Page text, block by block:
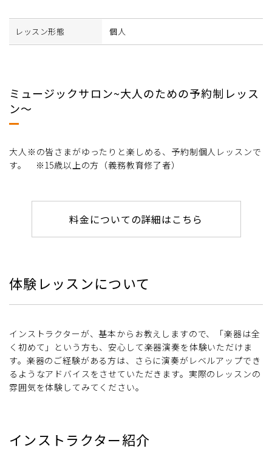
レッスン形態 個人
ミュージックサロン~大人のための予約制レッス
ン～
大人※の皆さまがゆったりと楽しめる、予約制個人レッスンで
す。 ※15歳以上の方（義務教育修了者）
料金についての詳細はこちら
体験レッスンについて
インストラクターが、基本からお教えしますので、「楽器は全
く初めて」という方も、安心して楽器演奏を体験いただけま
す。楽器のご経験がある方は、さらに演奏がレベルアップでき
るようなアドバイスをさせていただきます。実際のレッスンの
雰囲気を体験してみてください。
インストラクター紹介